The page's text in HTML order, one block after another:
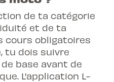
de ta catégorie
et de ta
cours obligatoires
tu dois suivre
base avant de
L'application L-